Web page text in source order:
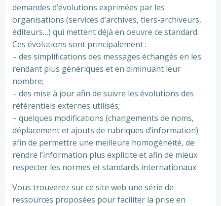
demandes d’évolutions exprimées par les
organisations (services d’archives, tiers-archiveurs,
éditeurs…) qui mettent déjà en oeuvre ce standard.
Ces évolutions sont principalement :
– des simplifications des messages échangés en les
rendant plus génériques et en diminuant leur
nombre;
– des mise à jour afin de suivre les évolutions des
référentiels externes utilisés;
– quelques modifications (changements de noms,
déplacement et ajouts de rubriques d’information)
afin de permettre une meilleure homogénéité, de
rendre l’information plus explicite et afin de mieux
respecter les normes et standards internationaux
Vous trouverez sur ce site web une série de
ressources proposées pour faciliter la prise en